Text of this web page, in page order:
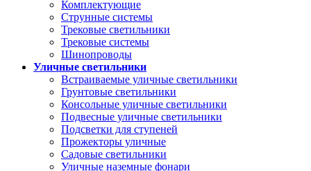
Комплектующие
Струнные системы
Трековые светильники
Трековые системы
Шинопроводы
Уличные светильники
Встраиваемые уличные светильники
Грунтовые светильники
Консольные уличные светильники
Подвесные уличные светильники
Подсветки для ступеней
Прожекторы уличные
Садовые светильники
Уличные наземные фонари